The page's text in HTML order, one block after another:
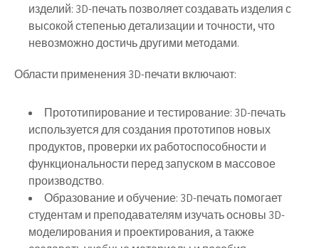
изделий: 3D-печать позволяет создавать изделия с
высокой степенью детализации и точности, что
невозможно достичь другими методами.
Области применения 3D-печати включают:
Прототипирование и тестирование: 3D-печать
используется для создания прототипов новых
продуктов, проверки их работоспособности и
функциональности перед запуском в массовое
производство.
Образование и обучение: 3D-печать помогает
студентам и преподавателям изучать основы 3D-
моделирования и проектирования, а также